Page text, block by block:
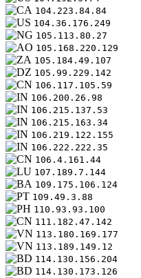
104.223.84.84
104.36.176.249
105.113.80.27
105.168.220.129
105.184.49.107
105.99.229.142
106.117.105.59
106.200.26.98
106.215.137.53
106.215.163.34
106.219.122.155
106.222.222.35
106.4.161.44
107.189.7.144
109.175.106.124
109.49.3.88
110.93.93.100
111.182.47.142
113.180.169.177
113.189.149.12
114.130.156.204
114.130.173.126